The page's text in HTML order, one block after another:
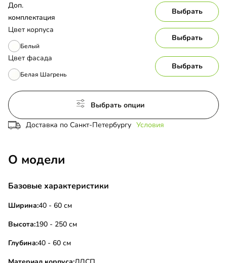
Цвет корпуса
Белый
Выбрать
Цвет фасада
Белая Шагрень
Выбрать
Доп.
комплектация
Выбрать
Выбрать опции
Доставка по Санкт-Петербургу Условия
О модели
Базовые характеристики
Ширина:40 - 60 см
Высота:190 - 250 см
Глубина:40 - 60 см